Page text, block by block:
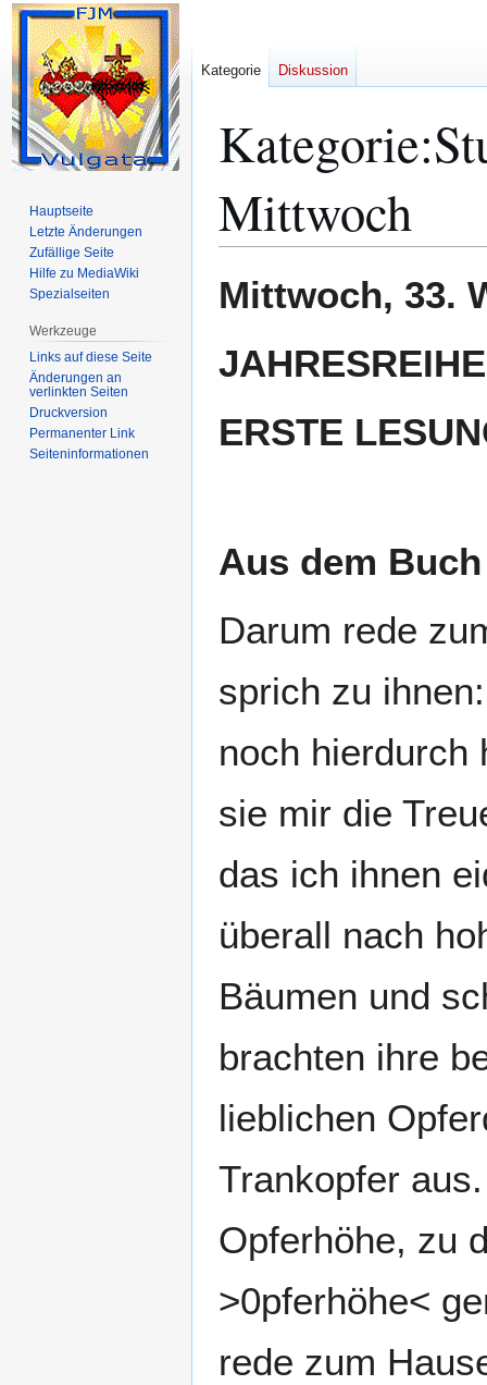
Kategorie:
Mittwoch
Navigation
Suche
Mittwoch, 33.
ERSTE
Aus dem
Darum rede
sprich zu
noch hierdurch
sie mir die
das ich ihnen
überall nach
Bäumen und
brachten ihre
lieblichen
Trankopfer
Opferhöhe, zu
>0pferhöhe<
rede zum
Kategorie Diskussion
Hauptseite
Letzte Änderungen
Zufällige Seite
Hilfe zu MediaWiki
Spezialseiten
Werkzeuge
Links auf diese Seite
Änderungen an
verlinkten Seiten
Druckversion
Permanenter Link
Seiten­­informationen